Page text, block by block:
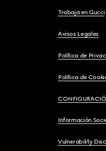
Trabaja en Gucci
Avisos Legales
Política de
Política de
Información
Vulnerability